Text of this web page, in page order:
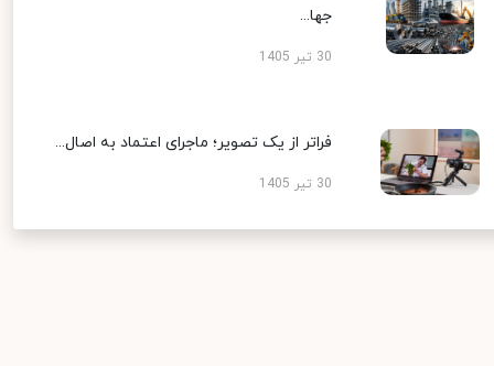
جها...
30 تیر 1405
فراتر از یک تصویر؛ ماجرای اعتماد به اصال...
30 تیر 1405